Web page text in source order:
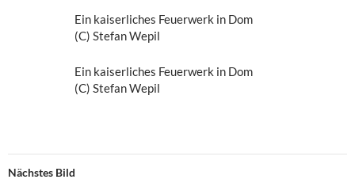
Ein kaiserliches Feuerwerk in Dom
(C) Stefan Wepil
Ein kaiserliches Feuerwerk in Dom
(C) Stefan Wepil
Nächstes Bild